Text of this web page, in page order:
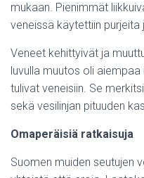
mukaan. Pienimmät
veneissä käytettiin
Veneet kehittyivät ja
luvulla muutos oli
tulivat veneisiin. Se
sekä vesilinjan pituuden
Omaperäisiä ratkaisuja
Suomen muiden seutujen